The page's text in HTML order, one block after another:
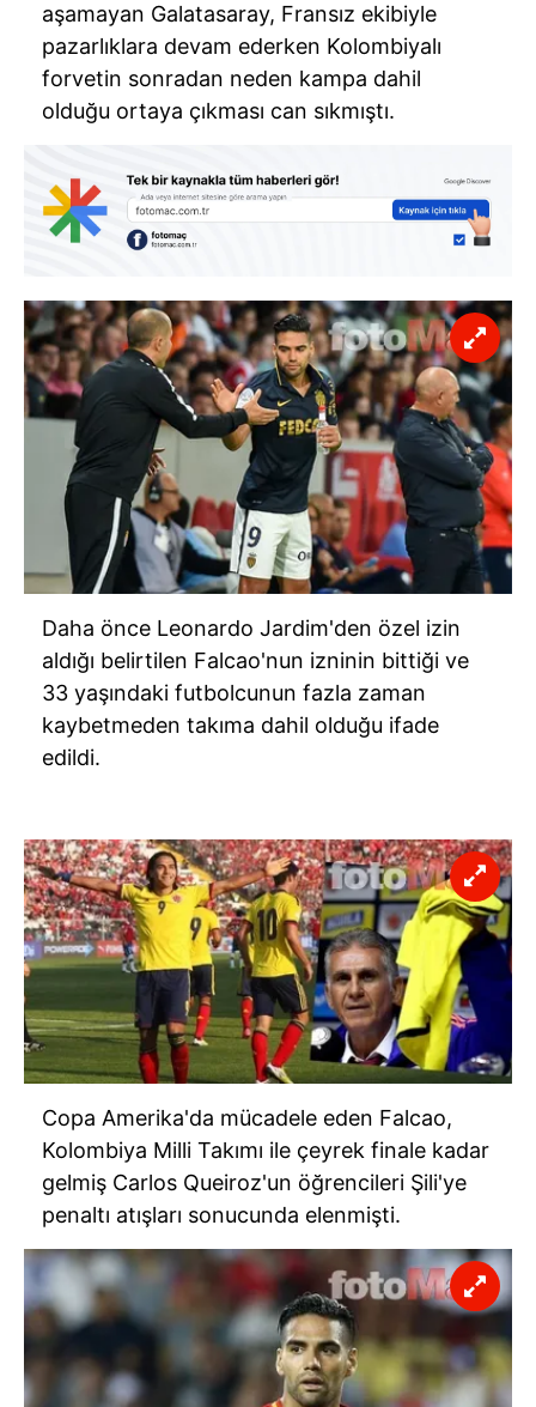
aşamayan Galatasaray, Fransız ekibiyle
pazarlıklara devam ederken Kolombiyalı
forvetin sonradan neden kampa dahil
olduğu ortaya çıkması can sıkmıştı.
Daha önce Leonardo Jardim'den özel izin
aldığı belirtilen Falcao'nun izninin bittiği ve
33 yaşındaki futbolcunun fazla zaman
kaybetmeden takıma dahil olduğu ifade
edildi.
Copa Amerika'da mücadele eden Falcao,
Kolombiya Milli Takımı ile çeyrek finale kadar
gelmiş Carlos Queiroz'un öğrencileri Şili'ye
penaltı atışları sonucunda elenmişti.